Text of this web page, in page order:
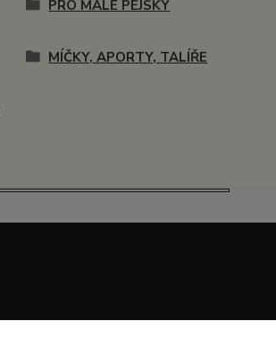
PRO MALÉ PEJSKY
MÍČKY, APORTY, TALÍŘE